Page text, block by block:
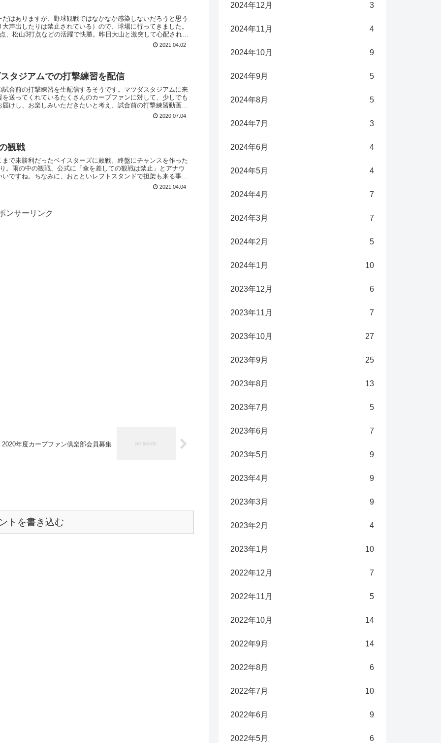
はありますが、野球観戦ではなかなか感染しないだろうと思う
大声出したりは禁止されている）ので、球場に行ってきました。
、松山3打点などの活躍で快勝。昨日大山と激突して心配された
2021.04.02
タジアムでの打撃練習を配信
試合前の打撃練習を生配信するそうです。マツダスタジアムに来
を送ってくれているたくさんのカープファンに対して、少しでも
けし、お楽しみいただきたいと考え、試合前の打撃練習動画を
2020.07.04
観戦
で未勝利だったベイスターズに敗戦。終盤にチャンスを作った
。雨の中の観戦、公式に「傘を差しての観戦は禁止」とアナウ
ですね。ちなみに、おとといレフトスタンドで担架も来る事故
2021.04.04
ンサーリンク
2020年度カープファン倶楽部会員募集
トを書き込む
2024年12月 3
2024年11月 4
2024年10月 9
2024年9月 5
2024年8月 5
2024年7月 3
2024年6月 4
2024年5月 4
2024年4月 7
2024年3月 7
2024年2月 5
2024年1月 10
2023年12月 6
2023年11月 7
2023年10月 27
2023年9月 25
2023年8月 13
2023年7月 5
2023年6月 7
2023年5月 9
2023年4月 9
2023年3月 9
2023年2月 4
2023年1月 10
2022年12月 7
2022年11月 5
2022年10月 14
2022年9月 14
2022年8月 6
2022年7月 10
2022年6月 9
2022年5月 6